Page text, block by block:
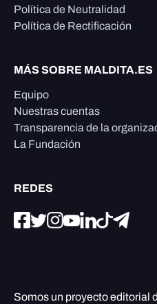
Política de Neutralidad
Política de Rectificación
MÁS SOBRE MALDITA.ES
Equipo
Nuestras cuentas
Transparencia de la
La Fundación
REDES
Somos un proyecto editorial